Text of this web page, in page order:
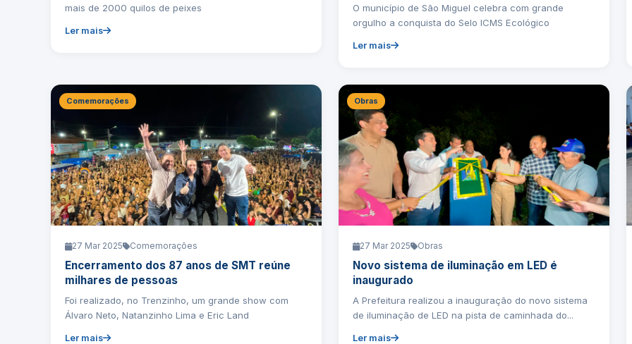
mais de 2000 quilos de peixes
Ler mais
O município de São Miguel celebra com grande
orgulho a conquista do Selo ICMS Ecológico
Ler mais
Comemorações
27 Mar 2025 Comemorações
Encerramento dos 87 anos de SMT reúne
milhares de pessoas
Foi realizado, no Trenzinho, um grande show com
Álvaro Neto, Natanzinho Lima e Eric Land
Ler mais
Obras
27 Mar 2025 Obras
Novo sistema de iluminação em LED é
inaugurado
A Prefeitura realizou a inauguração do novo sistema
de iluminação de LED na pista de caminhada do...
Ler mais